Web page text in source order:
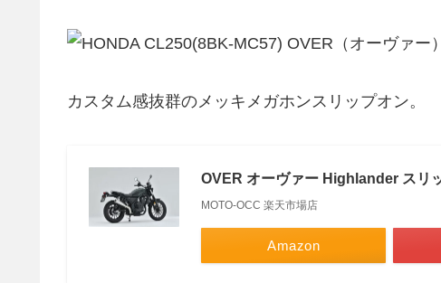
カスタム感抜群のメッキメガホンスリップオン。
OVER オーヴァー Highlander スリ
MOTO-OCC 楽天市場店
Amazon